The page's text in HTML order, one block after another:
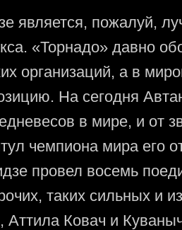
является, пожалуй,
«Торнадо» давно
организаций, а в
На сегодня
в мире, и от
чемпиона мира его
провел восемь
таких сильных и
Ковач и